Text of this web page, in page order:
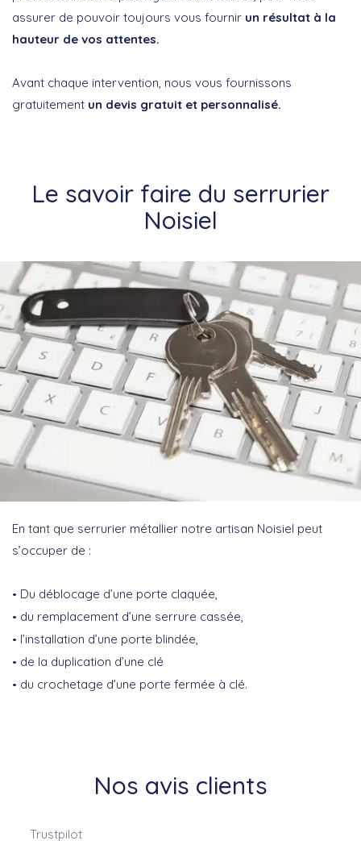
assurer de pouvoir toujours vous fournir un résultat à la
hauteur de vos attentes.
Avant chaque intervention, nous vous fournissons
gratuitement un devis gratuit et personnalisé.
Le savoir faire du serrurier
Noisiel
En tant que serrurier métallier notre artisan Noisiel peut
s’occuper de :
Du déblocage d’une porte claquée,
du remplacement d’une serrure cassée,
l’installation d’une porte blindée,
de la duplication d’une clé
du crochetage d’une porte fermée à clé.
Nos avis clients
Trustpilot